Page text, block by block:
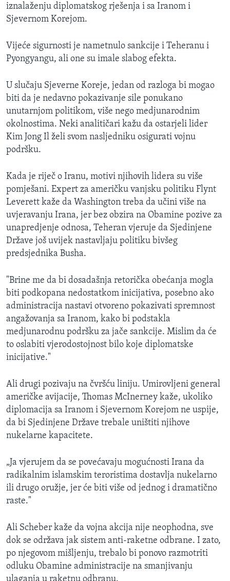
iznalaženju diplomatskog rješenja i sa Iranom i
Sjevernom Korejom.
Vijeće sigurnosti je nametnulo sankcije i Teheranu i
Pyongyangu, ali one su imale slabog efekta.
U slučaju Sjeverne Koreje, jedan od razloga bi mogao
biti da je nedavno pokazivanje sile ponukano
unutarnjom politikom, više nego medjunarodnim
okolnostima. Neki analitičari kažu da ostarjeli lider
Kim Jong Il želi svom nasljedniku osigurati vojnu
podršku.
Kada je riječ o Iranu, motivi njihovih lidera su više
pomješani. Expert za američku vanjsku politiku Flynt
Leverett kaže da Washington treba da učini više na
uvjeravanju Irana, jer bez obzira na Obamine pozive za
unapredjenje odnosa, Teheran vjeruje da Sjedinjene
Države još uvijek nastavljaju politiku bivšeg
predsjednika Busha.
"Brine me da bi dosadašnja retorička obećanja mogla
biti podkopana nedostatkom inicijativa, posebno ako
administracija nastavi otvoreno pokazivati spremnost
angažovanja sa Iranom, kako bi podstakla
medjunarodnu podršku za jače sankcije. Mislim da će
to oslabiti vjerodostojnost bilo koje diplomatske
inicijative."
Ali drugi pozivaju na čvršću liniju. Umirovljeni general
američke avijacije, Thomas McInerney kaže, ukoliko
diplomacija sa Iranom i Sjevernom Korejom ne uspije,
da bi Sjedinjene Države trebale uništiti njihove
nukelarne kapacitete.
„Ja vjerujem da se povećavaju mogućnosti Irana da
radikalnim islamskim teroristima dostavlja nukelarno
ili drugo oružje, jer će biti više od jednog i dramatično
raste."
Ali Scheber kaže da vojna akcija nije neophodna, sve
dok se održava jak sistem anti-raketne odbrane. I zato,
po njegovom mišljenju, trebalo bi ponovo razmotriti
odluku Obamine administracije na smanjivanju